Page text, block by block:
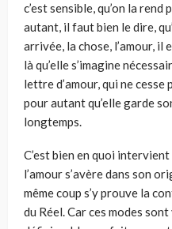
c’est sensible, qu’on la
autant, il faut bien le dire,
arrivée, la chose, l’amour, il
là qu’elle s’imagine
lettre d’amour, qui ne cesse
pour autant qu’elle garde
longtemps.
C’est bien en quoi
l’amour s’avè­re dans son
même coup s’y prouve la
du Réel. Car ces modes